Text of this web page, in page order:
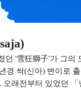
'雪狂獅子'가 그의
경 싹(신아) 변이로
래전부터 있었던